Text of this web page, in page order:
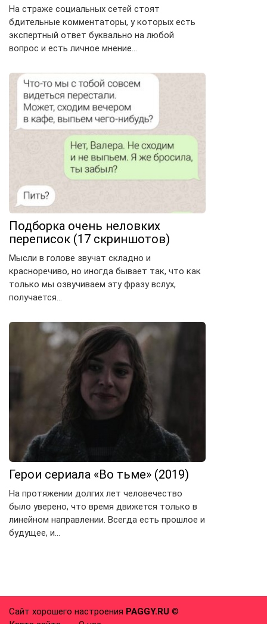
На страже социальных сетей стоят
бдительные комментаторы, у которых есть
экспертный ответ буквально на любой
вопрос и есть личное мнение…
Подборка очень неловких
переписок (17 скриншотов)
Мысли в голове звучат складно и
красноречиво, но иногда бывает так, что как
только мы озвучиваем эту фразу вслух,
получается…
Герои сериала «Во тьме» (2019)
На протяжении долгих лет человечество
было уверено, что время движется только в
линейном направлении. Всегда есть прошлое и
будущее, и…
Сайт хорошего настроения PAGGY.RU ©